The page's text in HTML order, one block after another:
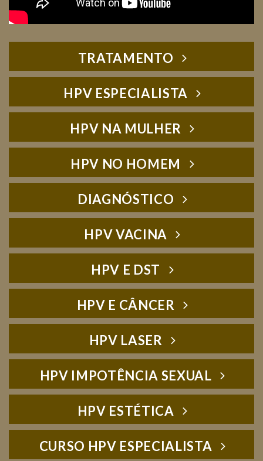
TRATAMENTO
HPV ESPECIALISTA
HPV NA MULHER
HPV NO HOMEM
DIAGNÓSTICO
HPV VACINA
HPV E DST
HPV E CÂNCER
HPV LASER
HPV IMPOTÊNCIA SEXUAL
HPV ESTÉTICA
CURSO HPV ESPECIALISTA